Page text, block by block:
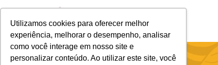
Utilizamos cookies para oferecer melhor
experiência, melhorar o desempenho, analisar
como você interage em nosso site e
personalizar conteúdo. Ao utilizar este site, você
Início/Blocos E Cadernetas/ Sem Pauta